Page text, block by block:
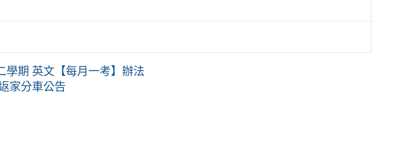
學期 英文【每月一考】辦法
家分車公告